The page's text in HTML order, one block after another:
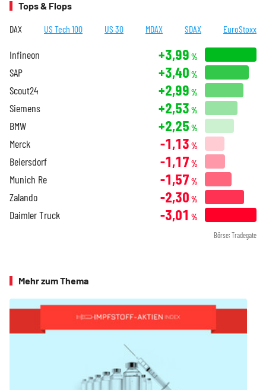
Tops & Flops
DAX US Tech 100 US 30 MDAX SDAX EuroStoxx
Infineon +3,99 %
SAP +3,40 %
Scout24 +2,99 %
Siemens +2,53 %
BMW +2,25 %
Merck -1,13 %
Beiersdorf -1,17 %
Munich Re -1,57 %
Zalando -2,30 %
Daimler Truck -3,01 %
Börse: Tradegate
Mehr zum Thema